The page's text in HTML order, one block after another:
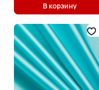
В корзину